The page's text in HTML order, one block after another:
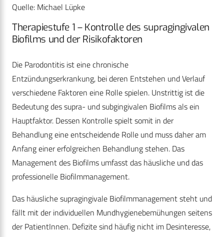
Quelle: Michael Lüpke
Therapiestufe 1 – Kontrolle des supragingivalen
Biofilms und der Risikofaktoren
Die Parodontitis ist eine chronische
Entzündungserkrankung, bei deren Entstehen und Verlauf
verschiedene Faktoren eine Rolle spielen. Unstrittig ist die
Bedeutung des supra- und subgingivalen Biofilms als ein
Hauptfaktor. Dessen Kontrolle spielt somit in der
Behandlung eine entscheidende Rolle und muss daher am
Anfang einer erfolgreichen Behandlung stehen. Das
Management des Biofilms umfasst das häusliche und das
professionelle Biofilmmanagement.
Das häusliche supragingivale Biofilmmanagement steht und
fällt mit der individuellen Mundhygienebemühungen seitens
der PatientInnen. Defizite sind häufig nicht im Desinteresse,